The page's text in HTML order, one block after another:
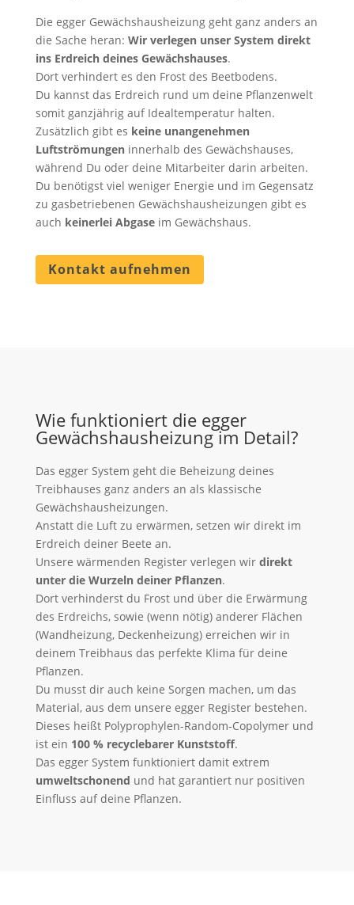
Die egger Gewächshausheizung geht ganz anders an
die Sache heran: Wir verlegen unser System direkt
ins Erdreich deines Gewächshauses.
Dort verhindert es den Frost des Beetbodens.
Du kannst das Erdreich rund um deine Pflanzenwelt
somit ganzjährig auf Idealtemperatur halten.
Zusätzlich gibt es keine unangenehmen
Luftströmungeninnerhalb des Gewächshauses,
während Du oder deine Mitarbeiter darin arbeiten.
Du benötigst viel weniger Energie und im Gegensatz
zu gasbetriebenen Gewächshausheizungen gibt es
auch keinerlei Abgaseim Gewächshaus.
Kontakt aufnehmen
Wie funktioniert die egger
Gewächshausheizung im Detail?
Das egger System geht die Beheizung deines
Treibhauses ganz anders an als klassische
Gewächshausheizungen.
Anstatt die Luft zu erwärmen, setzen wir direkt im
Erdreich deiner Beete an.
Unsere wärmenden Register verlegen wir direkt
unter die Wurzeln deiner Pflanzen.
Dort verhinderst du Frost und über die Erwärmung
des Erdreichs, sowie (wenn nötig) anderer Flächen
(Wandheizung, Deckenheizung) erreichen wir in
deinem Treibhaus das perfekte Klima für deine
Pflanzen.
Du musst dir auch keine Sorgen machen, um das
Material, aus dem unsere egger Register bestehen.
Dieses heißt Polyprophylen-Random-Copolymer und
ist ein 100 % recyclebarer Kunststoff.
Das egger System funktioniert damit extrem
umweltschonend und hat garantiert nur positiven
Einfluss auf deine Pflanzen.